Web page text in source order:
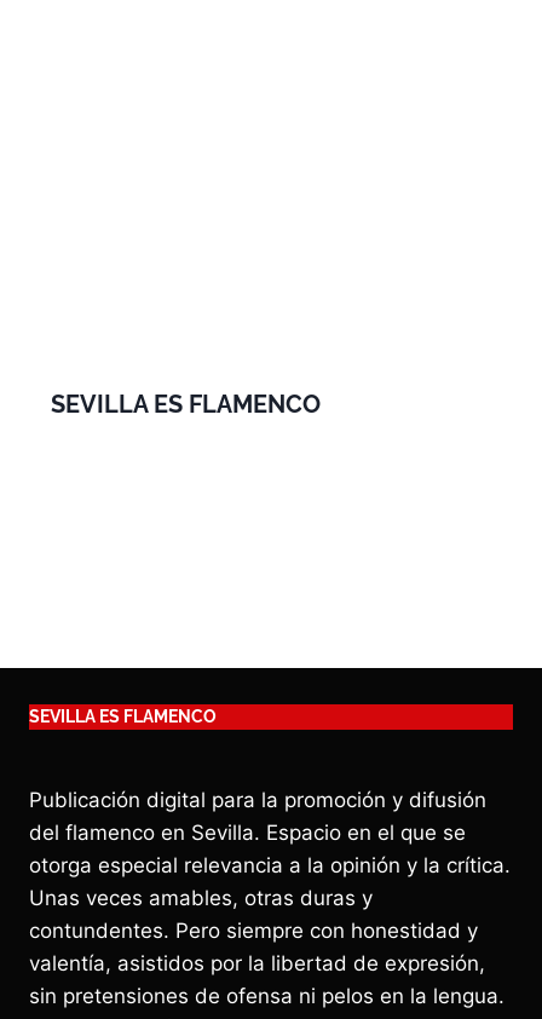
SEVILLA ES FLAMENCO
SEVILLA ES FLAMENCO
Publicación digital para la promoción y difusión
del flamenco en Sevilla. Espacio en el que se
otorga especial relevancia a la opinión y la crítica.
Unas veces amables, otras duras y
contundentes. Pero siempre con honestidad y
valentía, asistidos por la libertad de expresión,
sin pretensiones de ofensa ni pelos en la lengua.